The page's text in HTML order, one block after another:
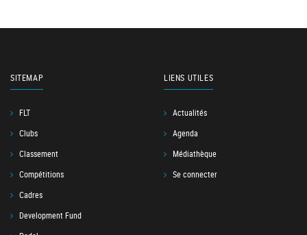
SITEMAP
FLT
Clubs
Classement
Compétitions
Cadres
Development Fund
LIENS UTILES
Actualités
Agenda
Médiathèque
Se connecter